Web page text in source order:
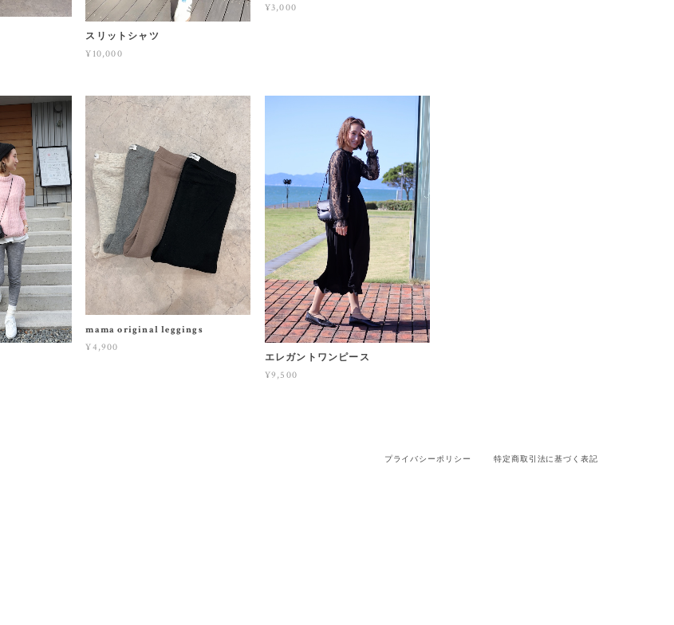
スリットシャツ
¥10,000
¥3,000
mama original leggings
¥4,900
エレガントワンピース
¥9,500
プライバシーポリシー 特定商取引法に基づく表記